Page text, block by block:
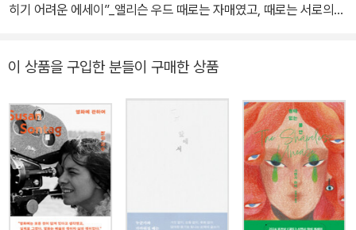
히기 어려운 에세이”_앨리슨 우드 때로는 자매였고, 때로는 서로의
시거의 우정에 관한 에세이 『여자의 우정은 첫사랑이다』가 출간되었
다. 이 책에서 저자는 자신의 내밀한 경험을 줄기 삼아 여자들의 우정
에 내재한 다양한 감정과 모양을 설득력 있게 그려낸다. 『여자의 우정
은 첫사랑이다』는 어릴 때부터 절친처럼 서로를 아꼈던 사촌 동생 사
비나의 이야기로 시작된다. 사비나가 스무 살이 되던 해 한 남성에게
살해당한 사건을 계기로 댄시거는 우정에 대해 다시 생각한다. 사비
나를 지켜주지 못했다는 안타까움과 깊은 상실감 때문이었다. 그로부
이 상품을 구입한 분들이 구매한 상품